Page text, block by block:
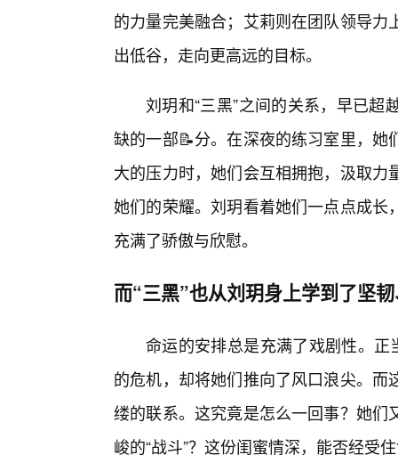
的力量完美融合；艾莉则在团队领导
出低谷，走向更高远的目标。
刘玥和“三黑”之间的关系，早已
缺的一部📝分。在深夜的练习室里，
大的压力时，她们会互相拥抱，汲取
她们的荣耀。刘玥看着她们一点点成
充满了骄傲与欣慰。
而“三黑”也从刘玥身上学到了坚
命运的安排总是充满了戏剧性。正
的危机，却将她们推向了风口浪尖。
缕的联系。这究竟是怎么一回事？她
峻的“战斗”？这份闺蜜情深，能否经受